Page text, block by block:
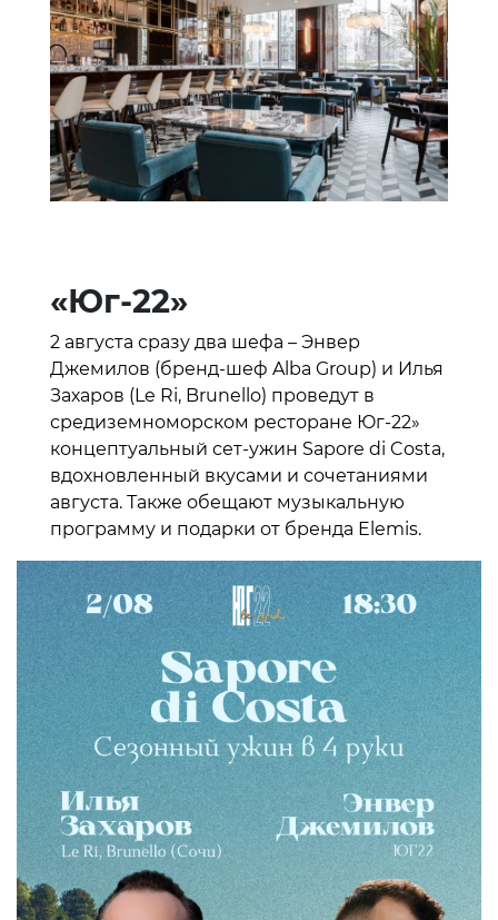
«Юг-22»
2 августа сразу два шефа – Энвер
Джемилов (бренд-шеф Alba Group) и Илья
Захаров (Le Ri, Brunello) проведут в
средиземноморском ресторане Юг-22»
концептуальный сет-ужин Sapore di Costa,
вдохновленный вкусами и сочетаниями
августа. Также обещают музыкальную
программу и подарки от бренда Elemis.